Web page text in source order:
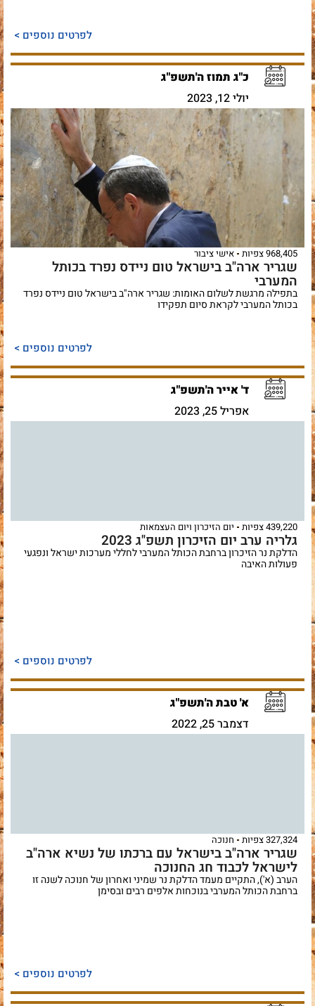
לפרטים נוספים >
כ"ג תמוז ה'תשפ"ג
יולי 12, 2023
968,405 צפיות אישי ציבור
שגריר ארה"ב בישראל טום ניידס נפרד בכותל
המערבי
בתפילה מרגשת לשלום האומות: שגריר ארה"ב בישראל טום ניידס נפרד
בכותל המערבי לקראת סיום תפקידו
לפרטים נוספים >
ד' אייר ה'תשפ"ג
אפריל 25, 2023
439,220 צפיות יום הזיכרון ויום העצמאות
גלריה ערב יום הזיכרון תשפ"ג 2023
הדלקת נר הזיכרון ברחבת הכותל המערבי לחללי מערכות ישראל ונפגעי
פעולות האיבה
לפרטים נוספים >
א' טבת ה'תשפ"ג
דצמבר 25, 2022
327,324 צפיות חנוכה
שגריר ארה"ב בישראל עם ברכתו של נשיא ארה"ב
לישראל לכבוד חג החנוכה
הערב (א'), התקיים מעמד הדלקת נר שמיני ואחרון של חנוכה לשנה זו
ברחבת הכותל המערבי בנוכחות אלפים רבים ובסימן
לפרטים נוספים >